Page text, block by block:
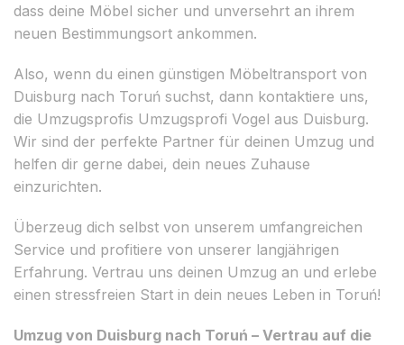
dass deine Möbel sicher und unversehrt an ihrem
neuen Bestimmungsort ankommen.
Also, wenn du einen günstigen Möbeltransport von
Duisburg nach Toruń suchst, dann kontaktiere uns,
die Umzugsprofis Umzugsprofi Vogel aus Duisburg.
Wir sind der perfekte Partner für deinen Umzug und
helfen dir gerne dabei, dein neues Zuhause
einzurichten.
Überzeug dich selbst von unserem umfangreichen
Service und profitiere von unserer langjährigen
Erfahrung. Vertrau uns deinen Umzug an und erlebe
einen stressfreien Start in dein neues Leben in Toruń!
Umzug von Duisburg nach Toruń – Vertrau auf die